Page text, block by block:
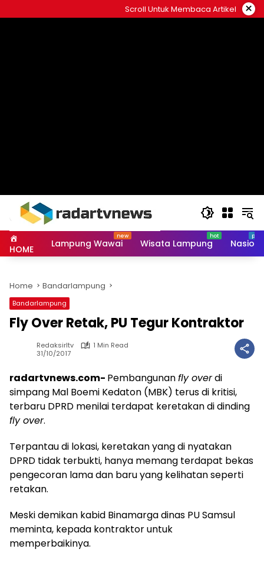
to
Scroll Untuk Membaca Artikel ×
HOME Lampung Wawai Wisata Lampung
Home Bandarlampung
Bandarlampung
Fly Over Retak, PU Tegur Kontraktor
Redaksirltv
1 Min Read
31/10/2017
radartvnews.com- Pembangunanfly overdi
simpang Mal Boemi Kedaton (MBK) terus di kritisi,
terbaru DPRD menilai terdapat keretakan di dinding
fly over.
Terpantau di lokasi, keretakan yang di nyatakan
DPRD tidak terbukti, hanya memang terdapat bekas
pengecoran lama dan baru yang kelihatan seperti
retakan.
Meski demikan kabid Binamarga dinas PU Samsul
meminta, kepada kontraktor untuk
memperbaikinya.